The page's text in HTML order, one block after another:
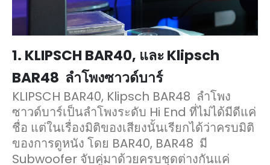
1. KLIPSCH BAR40, และ Klipsch
BAR48 ลำโพงซาวด์บาร์
KLIPSCH BAR40, Klipsch BAR48 ลำโพง
ซาวด์บาร์เป็นลำโพงระดับ Hi End ที่ไม่ได้มีดีแค่
ชื่อ แต่ในเรื่องมิติของเสียงนั้นเรียกได้ว่าครบมิติ
ของการดูหนัง โดย BAR40, BAR48 มี
Subwoofer จับคู่มาด้วยครบชุดต่างกันแค่